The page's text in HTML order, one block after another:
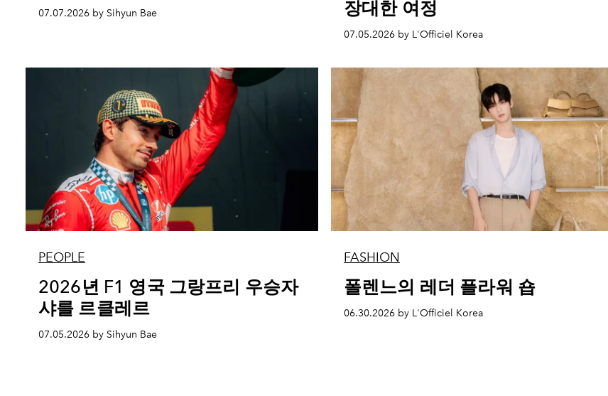
07.07.2026 by Sihyun Bae
장대한 여정
07.05.2026 by L'Officiel Korea
PEOPLE
2026년 F1 영국 그랑프리 우승자
샤를 르클레르
07.05.2026 by Sihyun Bae
FASHION
폴렌느의 레더 플라워 숍
06.30.2026 by L'Officiel Korea